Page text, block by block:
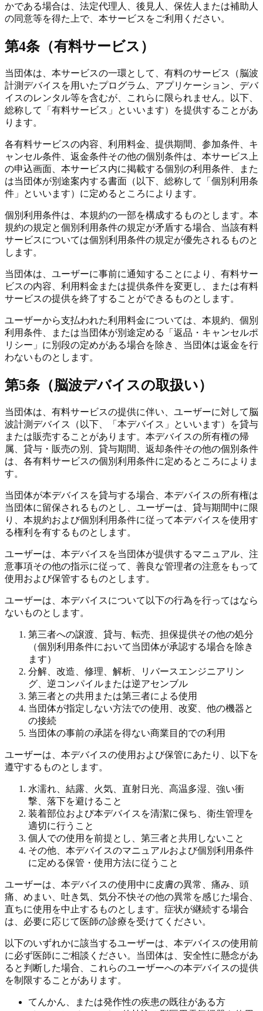
かである場合は、法定代理人、後見人、保佐人または補助人
の同意等を得た上で、本サービスをご利用ください。
第4条（有料サービス）
当団体は、本サービスの一環として、有料のサービス（脳波
計測デバイスを用いたプログラム、アプリケーション、デバ
イスのレンタル等を含むが、これらに限られません。以下、
総称して「有料サービス」といいます）を提供することがあ
ります。
各有料サービスの内容、利用料金、提供期間、参加条件、キ
ャンセル条件、返金条件その他の個別条件は、本サービス上
の申込画面、本サービス内に掲載する個別の利用条件、また
は当団体が別途案内する書面（以下、総称して「個別利用条
件」といいます）に定めるところによります。
個別利用条件は、本規約の一部を構成するものとします。本
規約の規定と個別利用条件の規定が矛盾する場合、当該有料
サービスについては個別利用条件の規定が優先されるものと
します。
当団体は、ユーザーに事前に通知することにより、有料サー
ビスの内容、利用料金または提供条件を変更し、または有料
サービスの提供を終了することができるものとします。
ユーザーから支払われた利用料金については、本規約、個別
利用条件、または当団体が別途定める「返品・キャンセルポ
リシー」に別段の定めがある場合を除き、当団体は返金を行
わないものとします。
第5条（脳波デバイスの取扱い）
当団体は、有料サービスの提供に伴い、ユーザーに対して脳
波計測デバイス（以下、「本デバイス」といいます）を貸与
または販売することがあります。本デバイスの所有権の帰
属、貸与・販売の別、貸与期間、返却条件その他の個別条件
は、各有料サービスの個別利用条件に定めるところによりま
す。
当団体が本デバイスを貸与する場合、本デバイスの所有権は
当団体に留保されるものとし、ユーザーは、貸与期間中に限
り、本規約および個別利用条件に従って本デバイスを使用す
る権利を有するものとします。
ユーザーは、本デバイスを当団体が提供するマニュアル、注
意事項その他の指示に従って、善良な管理者の注意をもって
使用および保管するものとします。
ユーザーは、本デバイスについて以下の行為を行ってはなら
ないものとします。
第三者への譲渡、貸与、転売、担保提供その他の処分
（個別利用条件において当団体が承認する場合を除き
ます）
分解、改造、修理、解析、リバースエンジニアリン
グ、逆コンパイルまたは逆アセンブル
第三者との共用または第三者による使用
当団体が指定しない方法での使用、改変、他の機器と
の接続
当団体の事前の承諾を得ない商業目的での利用
ユーザーは、本デバイスの使用および保管にあたり、以下を
遵守するものとします。
水濡れ、結露、火気、直射日光、高温多湿、強い衝
撃、落下を避けること
装着部位および本デバイスを清潔に保ち、衛生管理を
適切に行うこと
個人での使用を前提とし、第三者と共用しないこと
その他、本デバイスのマニュアルおよび個別利用条件
に定める保管・使用方法に従うこと
ユーザーは、本デバイスの使用中に皮膚の異常、痛み、頭
痛、めまい、吐き気、気分不快その他の異常を感じた場合、
直ちに使用を中止するものとします。症状が継続する場合
は、必要に応じて医師の診療を受けてください。
以下のいずれかに該当するユーザーは、本デバイスの使用前
に必ず医師にご相談ください。当団体は、安全性に懸念があ
ると判断した場合、これらのユーザーへの本デバイスの提供
を制限することがあります。
てんかん、または発作性の疾患の既往がある方